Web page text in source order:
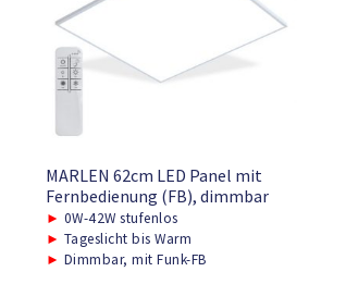
MARLEN 62cm LED Panel mit
Fernbedienung (FB), dimmbar
► 0W-42W stufenlos
► Tageslicht bis Warm
► Dimmbar, mit Funk-FB